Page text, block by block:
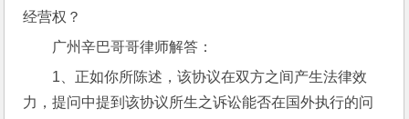
经营权？
广州辛巴哥哥律师解答：
1、正如你所陈述，该协议在双方之间产生法律效
力，提问中提到该协议所生之诉讼能否在国外执行的问